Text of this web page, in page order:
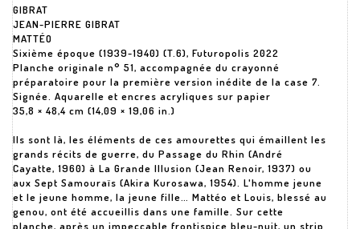
GIBRAT
JEAN-PIERRE GIBRAT
MATTÉO
Sixième époque (1939-1940) (T.6), Futuropolis 2022
Planche originale n° 51, accompagnée du crayonné
préparatoire pour la première version inédite de la case 7.
Signée. Aquarelle et encres acryliques sur papier
35,8 × 48,4 cm (14,09 × 19,06 in.)
Ils sont là, les éléments de ces amourettes qui émaillent les
grands récits de guerre, du Passage du Rhin (André
Cayatte, 1960) à La Grande Illusion (Jean Renoir, 1937) ou
aux Sept Samouraïs (Akira Kurosawa, 1954). L'homme jeune
et le jeune homme, la jeune fille… Mattéo et Louis, blessé au
genou, ont été accueillis dans une famille. Sur cette
planche, après un impeccable frontispice bleu-nuit, un strip